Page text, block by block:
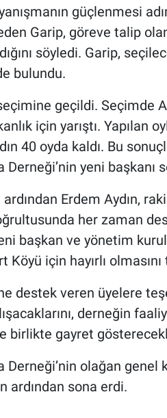
güçlenmesi
Garip, göreve talip
söyledi. Garip,
bulundu.
geçildi. Seçimde
için yarıştı. Yapılan
40 oyda kaldı. Bu
yeni başkanı
Erdem Aydın,
her zaman
başkan ve yönetim
için hayırlı
destek veren üyelere
derneğin
birlikte gayret
Derneği’nin olağan genel
ardından sona erdi.